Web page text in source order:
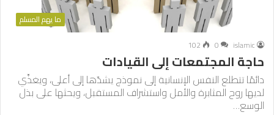
ما يهم المسلم
islamic
0
102
حاجة المجتمعات إلى القيادات
دائمًا تتطلع النفس الإنسانية إلى نموذج يشدّها إلى أعلى، ويغذِّي
لديها روح المثابرة والأمل واستشراف المستقبل، ويحثها على بذل
الوسع…